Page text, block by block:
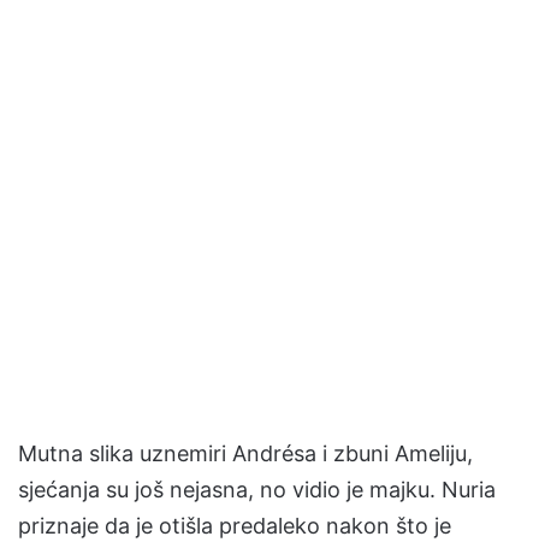
Mutna slika uznemiri Andrésa i zbuni Ameliju,
sjećanja su još nejasna, no vidio je majku. Nuria
priznaje da je otišla predaleko nakon što je